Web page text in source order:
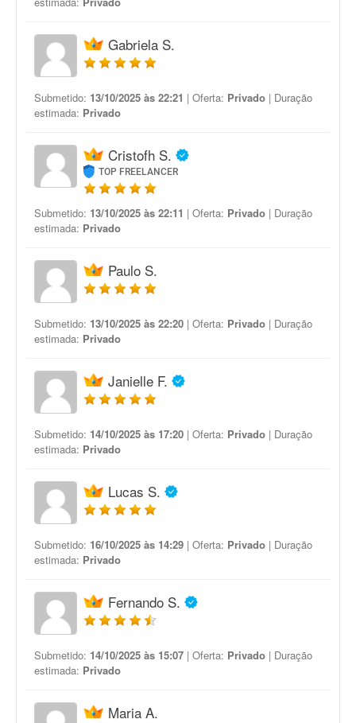
Gabriela S.
Submetido: 13/10/2025 às 22:21 | Oferta: Privado | Duração
estimada: Privado
Cristofh S.
TOP FREELANCER
Submetido: 13/10/2025 às 22:11 | Oferta: Privado | Duração
estimada: Privado
Paulo S.
Submetido: 13/10/2025 às 22:20 | Oferta: Privado | Duração
estimada: Privado
Janielle F.
Submetido: 14/10/2025 às 17:20 | Oferta: Privado | Duração
estimada: Privado
Lucas S.
Submetido: 16/10/2025 às 14:29 | Oferta: Privado | Duração
estimada: Privado
Fernando S.
Submetido: 14/10/2025 às 15:07 | Oferta: Privado | Duração
estimada: Privado
Maria A.